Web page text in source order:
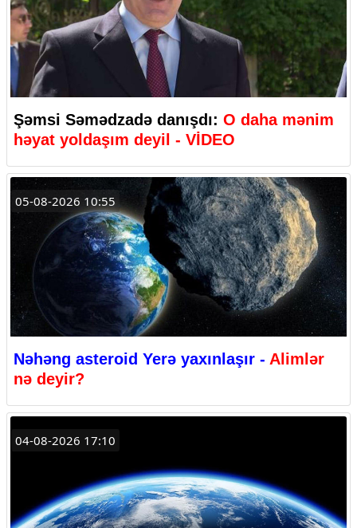
Şəmsi Səmədzadə danışdı: O daha mənim
həyat yoldaşım deyil - VİDEO
05-08-2026 10:55
Nəhəng asteroid Yerə yaxınlaşır - Alimlər
nə deyir?
04-08-2026 17:10